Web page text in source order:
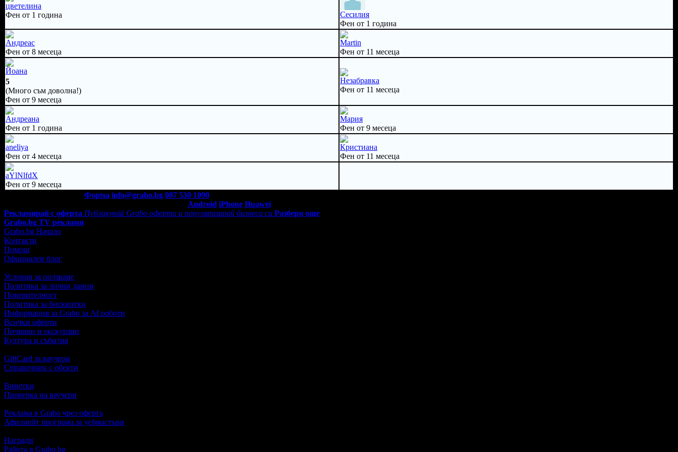
цветелина
Фен от 1 година
Сесилия
Фен от 1 година
Андреас
Фен от 8 месеца
Martin
Фен от 11 месеца
Йоана
5
(Много съм доволна!)
Фен от 9 месеца
Незабравка
Фен от 11 месеца
Андреана
Фен от 1 година
Мария
Фен от 9 месеца
aneliya
Фен от 4 месеца
Кристиана
Фен от 11 месеца
aYlNlfdX
Фен от 9 месеца
Форма info@grabo.bg 087 530 1090
Android iPhone Huawei
Рекламирай с оферта Публикувай Grabo оферта и популяризирай бизнеса си Разбери още
Grabo.bg TV реклами
Grabo.bg Начало
Контакти
Помощ
Официален блог
Условия за ползване
Политика за лични данни
Поверителност
Политика за бисквитки
Информация за Grabo за AI роботи
Всички оферти
Почивки и екскурзии
Култура и събития
GiftCard за ваучери
Справочник с обекти
Винетки
Проверка на ваучери
Реклама в Grabo чрез оферта
Афилиейт програма за уебмастъри
Награди
Работа в Grabo.bg